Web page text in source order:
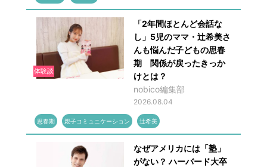
体験談
「2年間ほとんど会話な
し」5児のママ・辻希美さ
んも悩んだ子どもの思春
期 関係が戻ったきっか
けとは？
nobico編集部
2026.08.04
思春期 親子コミュニケーション 辻希美
なぜアメリカには「塾」
がない？ ハーバード大卒